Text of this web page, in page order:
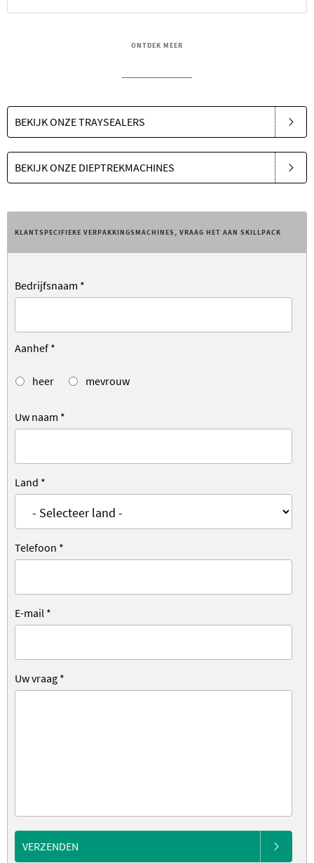
ONTDEK MEER
BEKIJK ONZE TRAYSEALERS
BEKIJK ONZE DIEPTREKMACHINES
KLANTSPECIFIEKE VERPAKKINGSMACHINES, VRAAG HET AAN SKILLPACK
Bedrijfsnaam *
Aanhef *
heer mevrouw
Uw naam *
Land *
Telefoon *
E-mail *
Uw vraag *
VERZENDEN